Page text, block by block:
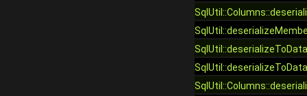
SqlUtil::deserializeToData
SqlUtil::deserializeToData